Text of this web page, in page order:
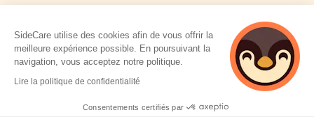
© 2026 SideCare. Tous droits réservés.
SideCare utilise des cookies afin de vous offrir la
meilleure expérience possible. En poursuivant la
navigation, vous acceptez notre politique.
Lire la politique de confidentialité
Consentements certifiés par
5 personnes
consultent
actuellement cette